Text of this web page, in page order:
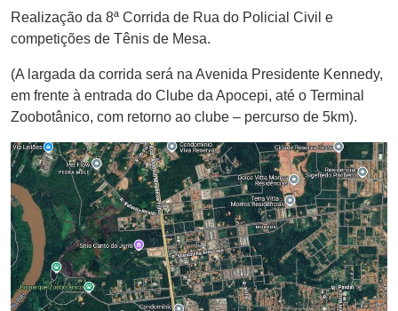
Realização da 8ª Corrida de Rua do Policial Civil e
competições de Tênis de Mesa.
(A largada da corrida será na Avenida Presidente Kennedy,
em frente à entrada do Clube da Apocepi, até o Terminal
Zoobotânico, com retorno ao clube – percurso de 5km).